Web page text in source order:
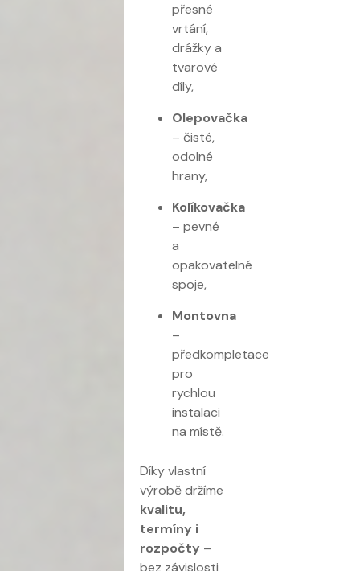
přesné
vrtání,
drážky a
tvarové
díly,
Olepovačka
– čisté,
odolné
hrany,
Kolíkovačka
– pevné
a
opakovatelné
spoje,
Montovna
–
předkompletace
pro
rychlou
instalaci
na místě.
Díky vlastní
výrobě držíme
kvalitu,
termíny i
rozpočty –
bez závislosti